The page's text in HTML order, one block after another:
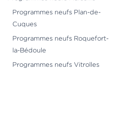
Programmes neufs Plan-de-
Cuques
Programmes neufs Roquefort-
la-Bédoule
Programmes neufs Vitrolles